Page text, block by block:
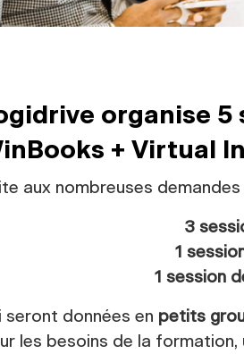
organise
+ Virtual
aux nombreuses
3
1
1 session
seront données en petits
les besoins de la